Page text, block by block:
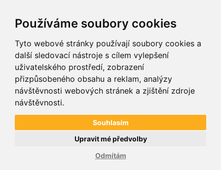
Používáme soubory cookies
Tyto webové stránky používají soubory cookies a
další sledovací nástroje s cílem vylepšení
uživatelského prostředí, zobrazení
přizpůsobeného obsahu a reklam, analýzy
návštěvnosti webových stránek a zjištění zdroje
návštěvnosti.
Souhlasím
Odmítám
Upravit mé předvolby